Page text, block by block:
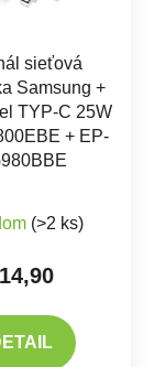
je 5,0 z 5
sieťová
Samsung +
TYP-C 25W
+ EP-
(>2 ks)